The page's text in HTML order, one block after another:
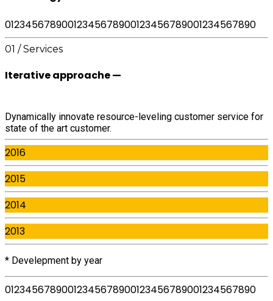
01234567890012345678900123456789001234567890
01 / Services
Iterative approache —
Dynamically innovate resource-leveling customer service for
state of the art customer.
2016
2015
2014
2013
* Develepment by year
01234567890012345678900123456789001234567890